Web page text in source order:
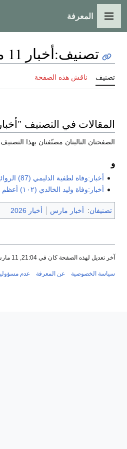
القائمة الرئيسية
المعرفة
تصنيف:أخبار 11 مارس 2026
تصنيف ناقش هذه الصفحة
المقالات في التصنيف "أخبار 11 مارس 2026"
الصفحتان التاليتان مصنّفتان بهذا
و
أخبار:وفاة لطفية الدليمي (87) الروائية العراقية
أخبار:وفاة وليد الخالدي (١٠٢) أعظم مؤرخ فلسطيني
تصنيفان: أخبار مارس أخبار 2026
آخر تعديل لهذه الصفحة كان في 21:04, 11 مارس 2026.
سياسة الخصوصية عن المعرفة عدم